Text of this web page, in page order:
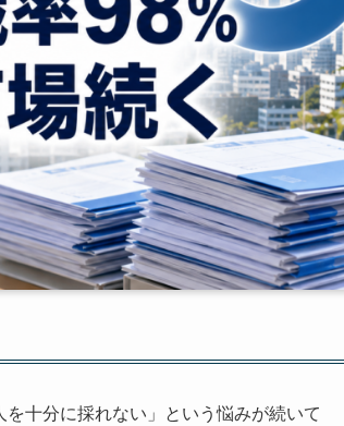
十分に採れない」という悩みが続いて